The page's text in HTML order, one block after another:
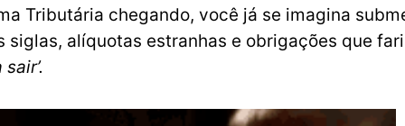
Tributária chegando, você já se imagina
siglas, alíquotas estranhas e obrigações que